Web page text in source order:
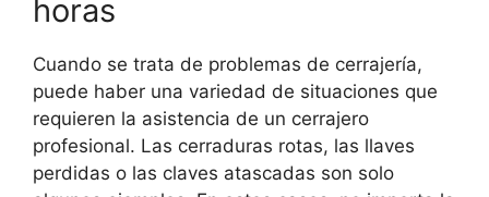
horas
Cuando se trata de problemas de cerrajería,
puede haber una variedad de situaciones que
requieren la asistencia de un cerrajero
profesional. Las cerraduras rotas, las llaves
perdidas o las claves atascadas son solo